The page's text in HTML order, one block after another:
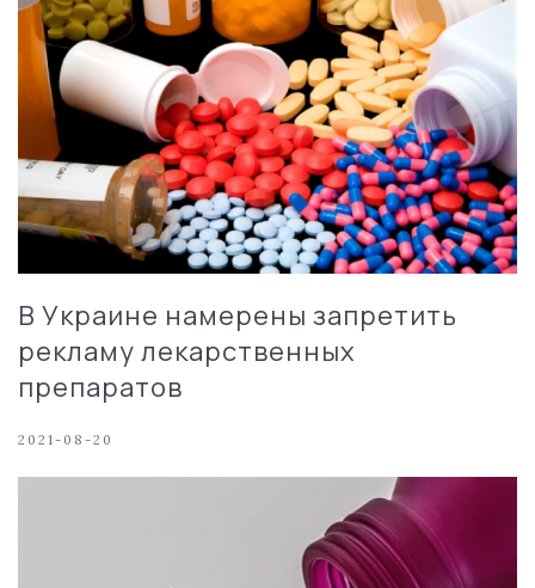
В Украине намерены запретить
рекламу лекарственных
препаратов
2021-08-20